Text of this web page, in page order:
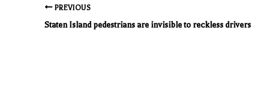
PREVIOUS
Staten Island pedestrians are invisible to reckless drivers